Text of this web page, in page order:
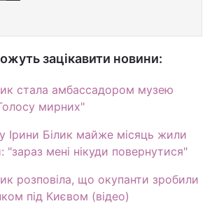
зацікавити новини:
стала амбассадором музею
мирних"
Ірини Білик майже місяць жили
"зараз мені нікуди повернутися"
розповіла, що окупанти зробили
під Києвом (відео)